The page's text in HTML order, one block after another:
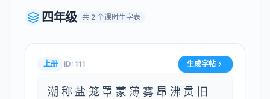
四年级 共 2个课时生字表
上册 ID: 111 生成字帖
潮称盐笼罩蒙薄雾昂沸贯旧